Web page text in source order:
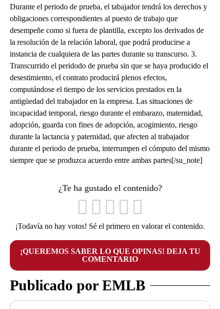
Durante el periodo de prueba, el tabajador tendrá los derechos y
obligaciones correspondientes al puesto de trabajo que
desempeñe como si fuera de plantilla, excepto los derivados de
la resolución de la relación laboral, que podrá producirse a
instancia de cualquiera de las partes durante su transcurso. 3.
Transcurrido el peridodo de prueba sin que se haya producido el
desestimiento, el contrato producirá plenos efectos,
computándose el tiempo de los servicios prestados en la
antigüedad del trabajador en la empresa. Las situaciones de
incapacidad temporal, riesgo durante el embarazo, maternidad,
adopción, guarda con fines de adopción, acogimiento, riesgo
durante la lactancia y paternidad, que afecten al trabajador
durante el periodo de prueba, interrumpen el cómputo del mismo
siempre que se produzca acuerdo entre ambas partes[/su_note]
¿Te ha gustado el contenido?
¡Todavía no hay votos! Sé el primero en valorar el contenido.
¡QUEREMOS SABER LO QUE OPINAS! DEJA TU
COMENTARIO
Publicado por EMLB